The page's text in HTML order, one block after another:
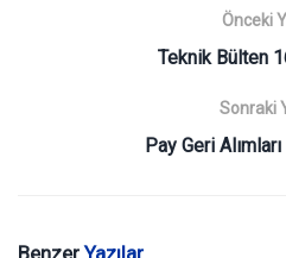
Önceki
Teknik Bülten
Sonraki
Pay Geri